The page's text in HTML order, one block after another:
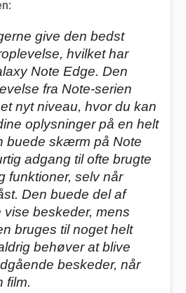
give den bedst
hvilket har
Note Edge. Den
fra Note-serien
nyt niveau, hvor du kan
oplysninger på en helt
buede skærm på Note
adgang til ofte brugte
funktioner, selv når
Den buede del af
beskeder, mens
bruges til noget helt
behøver at blive
beskeder, når
film.